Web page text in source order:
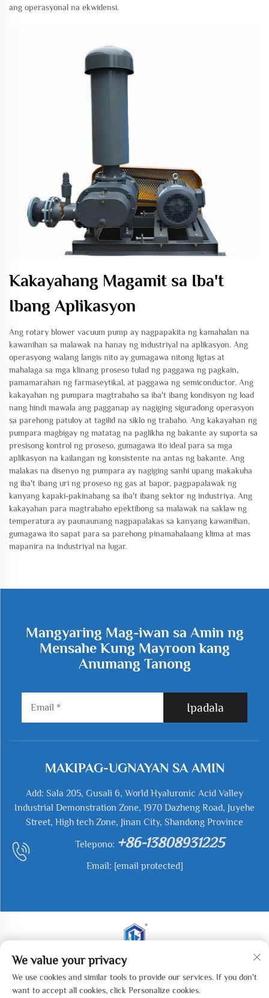
ang operasyonal na ekwidensi.
Kakayahang Magamit sa Iba't
Ibang Aplikasyon
Ang rotary blower vacuum pump ay nagpapakita ng kamahalan na
kawanihan sa malawak na hanay ng industriyal na aplikasyon. Ang
operasyong walang langis nito ay gumagawa nitong ligtas at
mahalaga sa mga klinang proseso tulad ng paggawa ng pagkain,
pamamarahan ng farmaseytikal, at paggawa ng semiconductor. Ang
kakayahan ng pumpara magtrabaho sa iba't ibang kondisyon ng load
nang hindi mawala ang pagganap ay nagiging siguradong operasyon
sa parehong patuloy at tagilid na siklo ng trabaho. Ang kakayahan ng
pumpara magbigay ng matatag na paglikha ng bakante ay suporta sa
presisong kontrol ng proseso, gumagawa ito ideal para sa mga
aplikasyon na kailangan ng konsistente na antas ng bakante. Ang
malakas na disenyo ng pumpara ay nagiging sanhi upang makakuha
ng iba't ibang uri ng proseso ng gas at bapor, pagpapalawak ng
kanyang kapaki-pakinabang sa iba't ibang sektor ng industriya. Ang
kakayahan para magtrabaho epektibong sa malawak na saklaw ng
temperatura ay paunaunang nagpapalakas sa kanyang kawanihan,
gumagawa ito sapat para sa parehong pinamahalaang klima at mas
mapanira na industriyal na lugar.
Mangyaring Mag-iwan sa Amin ng
Mensahe Kung Mayroon kang
Anumang Tanong
Ipadala
MAKIPAG-UGNAYAN SA AMIN
Add: Sala 205, Gusali 6, World Hyaluronic Acid Valley
Industrial Demonstration Zone, 1970 Dazheng Road, Juyehe
Street, High tech Zone, Jinan City, Shandong Province
Telepono: +86-13808931225
Email: [email protected]
Kopirait © 2025 Jianyu Weiye (Jinan) Machinery
Technology Co., LTD. Lahat ng mga karapatan ay nakalaan.
- Patakaran sa Pagkapribado
We value your privacy
We use cookies and similar tools to provide our services. If you don't
want to accept all cookies, click Personalize cookies.